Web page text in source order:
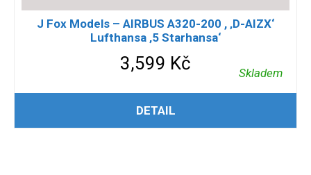
J Fox Models – AIRBUS A320-200 , ‚D-AIZX‘
Lufthansa ‚5 Starhansa‘
3,599 Kč Skladem
PŘIDAT DO KOŠÍKU
DETAIL